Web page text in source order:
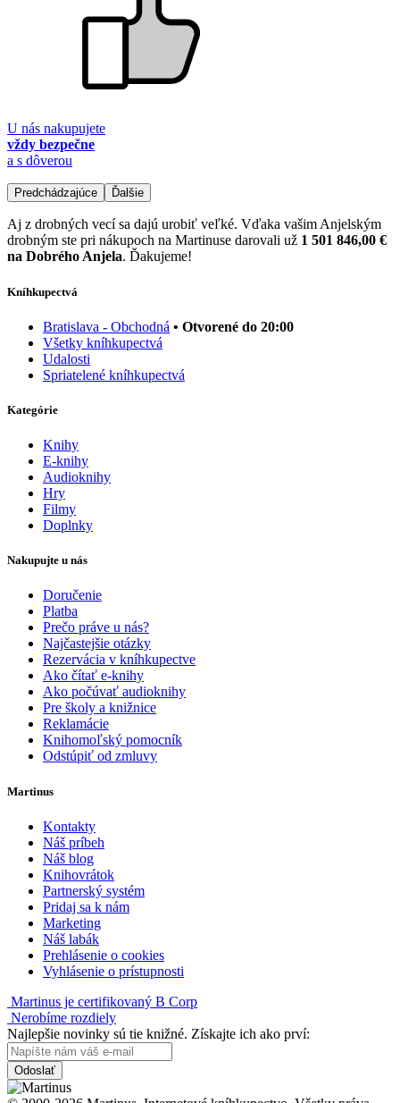
U nás nakupujete
vždy bezpečne
a s dôverou
Predchádzajúce Ďalšie
Aj z drobných vecí sa dajú urobiť veľké. Vďaka vašim Anjelským
drobným ste pri nákupoch na Martinuse darovali už 1 501 846,00 €
na Dobrého Anjela. Ďakujeme!
Kníhkupectvá
Bratislava - Obchodná • Otvorené do 20:00
Všetky kníhkupectvá
Udalosti
Spriatelené kníhkupectvá
Kategórie
Knihy
E-knihy
Audioknihy
Hry
Filmy
Doplnky
Nakupujte u nás
Doručenie
Platba
Prečo práve u nás?
Najčastejšie otázky
Rezervácia v kníhkupectve
Ako čítať e-knihy
Ako počúvať audioknihy
Pre školy a knižnice
Reklamácie
Knihomoľský pomocník
Odstúpiť od zmluvy
Martinus
Kontakty
Náš príbeh
Náš blog
Knihovrátok
Partnerský systém
Pridaj sa k nám
Marketing
Náš labák
Prehlásenie o cookies
Vyhlásenie o prístupnosti
Martinus je certifikovaný B Corp
Nerobíme rozdiely
Najlepšie novinky sú tie knižné. Získajte ich ako prví:
Odoslať